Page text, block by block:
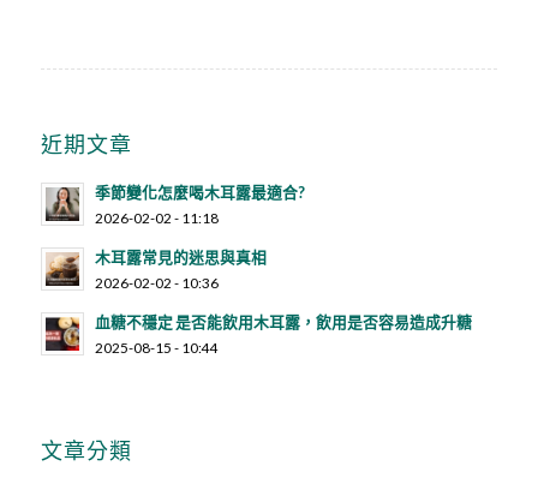
近期文章
季節變化怎麼喝木耳露最適合?
2026-02-02 - 11:18
木耳露常見的迷思與真相
2026-02-02 - 10:36
血糖不穩定 是否能飲用木耳露，飲用是否容易造成升糖
2025-08-15 - 10:44
文章分類